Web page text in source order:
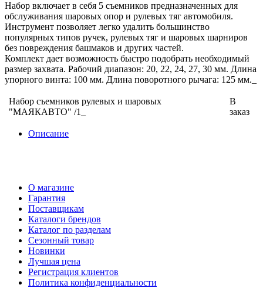
Набор включает в себя 5 съемников предназначенных для
обслуживания шаровых опор и рулевых тяг автомобиля.
Инструмент позволяет легко удалить большинство
популярных типов ручек, рулевых тяг и шаровых шарниров
без повреждения башмаков и других частей.
Комплект дает возможность быстро подобрать необходимый
размер захвата. Рабочий диапазон: 20, 22, 24, 27, 30 мм. Длина
упорного винта: 100 мм. Длина поворотного рычага: 125 мм._
Набор съемников рулевых и шаровых
"МАЯКАВТО" /1_
В
заказ
Описание
О магазине
Гарантия
Поставщикам
Каталоги брендов
Каталог по разделам
Сезонный товар
Новинки
Лучшая цена
Регистрация клиентов
Политика конфиденциальности